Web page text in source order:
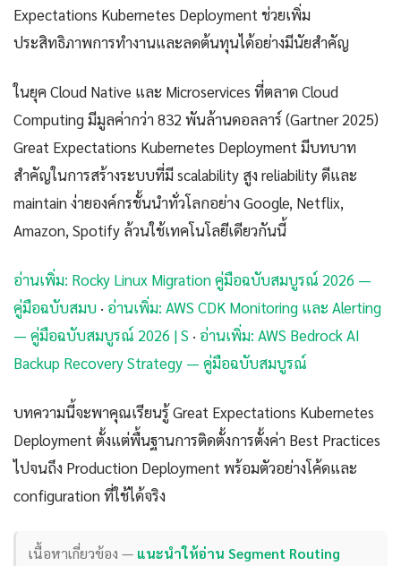
Expectations Kubernetes Deployment ช่วยเพิ่ม
ประสิทธิภาพการทำงานและลดต้นทุนได้อย่างมีนัยสำคัญ
ในยุค Cloud Native และ Microservices ที่ตลาด Cloud
Computing มีมูลค่ากว่า 832 พันล้านดอลลาร์ (Gartner 2025)
Great Expectations Kubernetes Deployment มีบทบาท
สำคัญในการสร้างระบบที่มี scalability สูง reliability ดีและ
maintain ง่ายองค์กรชั้นนำทั่วโลกอย่าง Google, Netflix,
Amazon, Spotify ล้วนใช้เทคโนโลยีเดียวกันนี้
อ่านเพิ่ม: Rocky Linux Migration คู่มือฉบับสมบูรณ์ 2026 —
คู่มือฉบับสมบ · อ่านเพิ่ม: AWS CDK Monitoring และ Alerting
— คู่มือฉบับสมบูรณ์ 2026 | S · อ่านเพิ่ม: AWS Bedrock AI
Backup Recovery Strategy — คู่มือฉบับสมบูรณ์
บทความนี้จะพาคุณเรียนรู้ Great Expectations Kubernetes
Deployment ตั้งแต่พื้นฐานการติดตั้งการตั้งค่า Best Practices
ไปจนถึง Production Deployment พร้อมตัวอย่างโค้ดและ
configuration ที่ใช้ได้จริง
เนื้อหาเกี่ยวข้อง — แนะนำให้อ่าน Segment Routing